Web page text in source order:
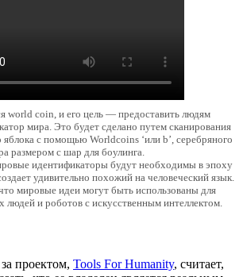
world coin, и его цель — предоставить людям
мира. Это будет сделано путем сканирования
яблока с помощью Worldcoins ‘или b’, серебряного
размером с шар для боулинга.
идентификаторы будут необходимы в эпоху
удивительно похожий на человеческий язык.
мировые идеи могут быть использованы для
людей и роботов с искусственным интеллектом.
проектом, Tools For Humanity, считает,